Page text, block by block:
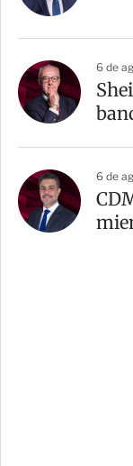
6 de
6 de